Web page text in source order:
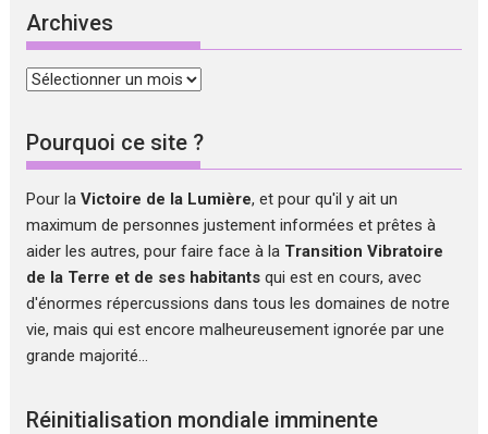
Archives
Archives
Pourquoi ce site ?
Pour laVictoire de la Lumière, et pour qu'il y ait un
maximum de personnes justement informées et prêtes à
aider les autres, pour faire face à la Transition Vibratoire
de la Terre et de ses habitants qui est en cours, avec
d'énormes répercussions dans tous les domaines de notre
vie, mais qui est encore malheureusement ignorée par une
grande majorité...
Réinitialisation mondiale imminente